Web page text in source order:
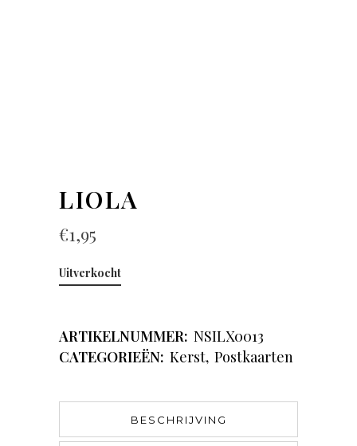
LIOLA
€1,95
Uitverkocht
ARTIKELNUMMER: NSILX0013
CATEGORIEËN: Kerst, Postkaarten
BESCHRIJVING